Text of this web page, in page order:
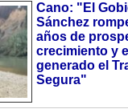
Cano: "El
Sánchez
años de
crecimiento y
generado el
Segura"